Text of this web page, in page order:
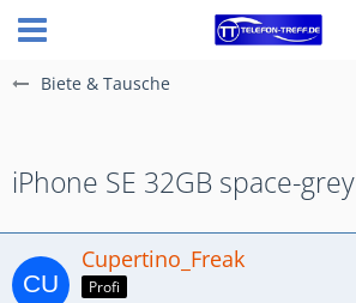
Biete & Tausche
iPhone SE 32GB space-grey
Cupertino_Freak
Profi